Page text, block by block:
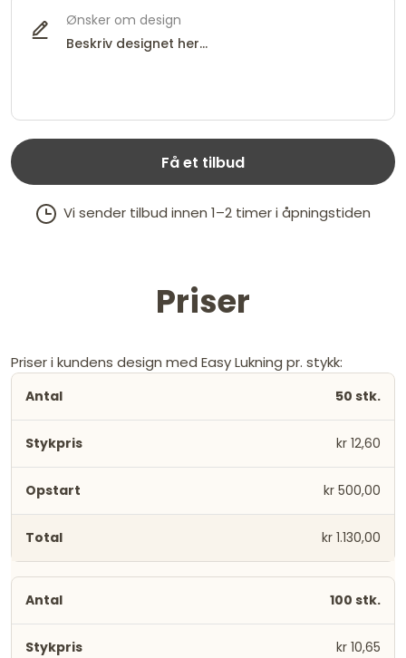
Ønsker om design
Få et tilbud
Vi sender tilbud innen 1–2 timer i åpningstiden
Priser
Priser i kundens design med Easy Lukning pr. stykk:
50 stk.
kr 12,60
kr 500,00
kr 1.130,00
100 stk.
kr 10,65